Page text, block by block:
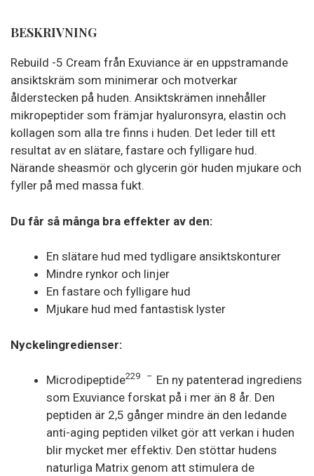
BESKRIVNING
Rebuild -5 Cream från Exuviance är en uppstramande
ansiktskräm som minimerar och motverkar
ålderstecken på huden. Ansiktskrämen innehåller
mikropeptider som främjar hyaluronsyra, elastin och
kollagen som alla tre finns i huden. Det leder till ett
resultat av en slätare, fastare och fylligare hud.
Närande sheasmör och glycerin gör huden mjukare och
fyller på med massa fukt.
Du får så många bra effekter av den:
En slätare hud med tydligare ansiktskonturer
Mindre rynkor och linjer
En fastare och fylligare hud
Mjukare hud med fantastisk lyster
Nyckelingredienser:
Microdipeptide229 – En ny patenterad ingrediens
som Exuviance forskat på i mer än 8 år. Den
peptiden är 2,5 gånger mindre än den ledande
anti-aging peptiden vilket gör att verkan i huden
blir mycket mer effektiv. Den stöttar hudens
naturliga Matrix genom att stimulera de